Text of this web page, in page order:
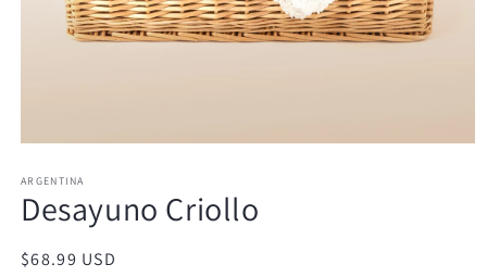
multimedia
1
en
ventana
modal
ARGENTINA
Desayuno Criollo
Precio
$68.99 USD